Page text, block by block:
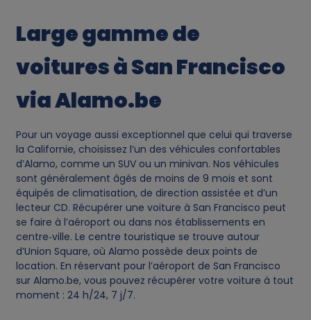
Large gamme de
voitures à San Francisco
via Alamo.be
Pour un voyage aussi exceptionnel que celui qui traverse
la Californie, choisissez l’un des véhicules confortables
d’Alamo, comme un SUV ou un minivan. Nos véhicules
sont généralement âgés de moins de 9 mois et sont
équipés de climatisation, de direction assistée et d’un
lecteur CD. Récupérer une voiture à San Francisco peut
se faire à l’aéroport ou dans nos établissements en
centre‑ville. Le centre touristique se trouve autour
d’Union Square, où Alamo possède deux points de
location. En réservant pour l’aéroport de San Francisco
sur Alamo.be, vous pouvez récupérer votre voiture à tout
moment : 24 h/24, 7 j/7.